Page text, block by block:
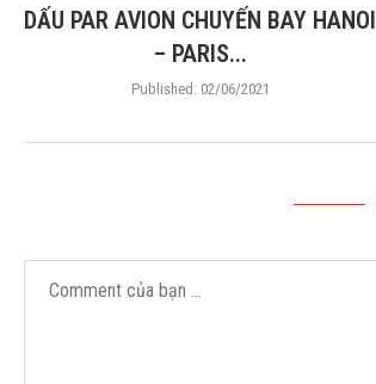
DẤU PAR AVION CHUYẾN BAY HANOI
– PARIS...
Published: 02/06/2021